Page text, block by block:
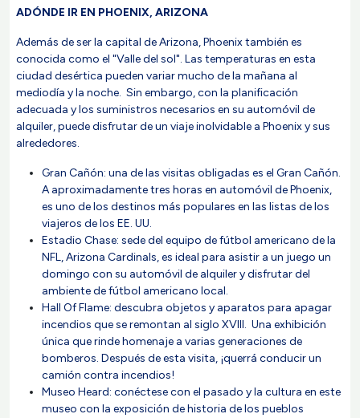
ADÓNDE IR EN PHOENIX, ARIZONA
Además de ser la capital de Arizona, Phoenix también es
conocida como el "Valle del sol". Las temperaturas en esta
ciudad desértica pueden variar mucho de la mañana al
mediodía y la noche. Sin embargo, con la planificación
adecuada y los suministros necesarios en su automóvil de
alquiler, puede disfrutar de un viaje inolvidable a Phoenix y sus
alrededores.
Gran Cañón: una de las visitas obligadas es el Gran Cañón.
A aproximadamente tres horas en automóvil de Phoenix,
es uno de los destinos más populares en las listas de los
viajeros de los EE. UU.
Estadio Chase: sede del equipo de fútbol americano de la
NFL, Arizona Cardinals, es ideal para asistir a un juego un
domingo con su automóvil de alquiler y disfrutar del
ambiente de fútbol americano local.
Hall Of Flame: descubra objetos y aparatos para apagar
incendios que se remontan al siglo XVIII. Una exhibición
única que rinde homenaje a varias generaciones de
bomberos. Después de esta visita, ¡querrá conducir un
camión contra incendios!
Museo Heard: conéctese con el pasado y la cultura en este
museo con la exposición de historia de los pueblos